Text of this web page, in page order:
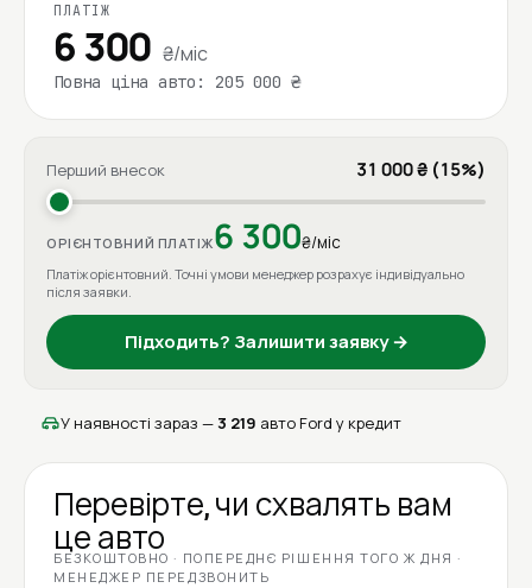
ПЛАТІЖ
6 300 ₴/міс
Повна ціна авто: 205 000 ₴
Перший внесок 31 000 ₴ (15%)
ОРІЄНТОВНИЙ ПЛАТІЖ6 300₴/міс
Платіж орієнтовний. Точні умови менеджер розрахує індивідуально
після заявки.
Підходить? Залишити заявку →
У наявності зараз — 3 219 авто Ford у кредит
Перевірте, чи схвалять вам
це авто
БЕЗКОШТОВНО · ПОПЕРЕДНЄ РІШЕННЯ ТОГО Ж ДНЯ ·
МЕНЕДЖЕР ПЕРЕДЗВОНИТЬ